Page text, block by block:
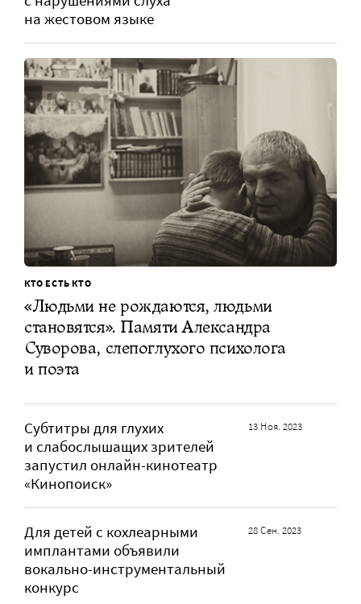
на жестовом языке
КТО ЕСТЬ КТО
«Людьми не рождаются, людьми
становятся». Памяти Александра
Суворова, слепоглухого психолога
и поэта
Субтитры для глухих
и слабослышащих зрителей
запустил онлайн-кинотеатр
«Кинопоиск»
13 Ноя. 2023
Для детей с кохлеарными
имплантами объявили
вокально-инструментальный
конкурс
28 Сен. 2023